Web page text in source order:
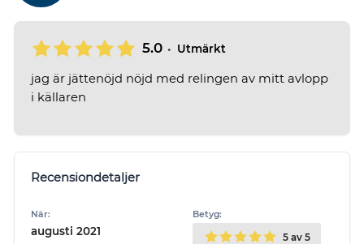
5.0 • Utmärkt
jag är jättenöjd nöjd med relingen av mitt avlopp
i källaren
Recensiondetaljer
När:
augusti 2021
Betyg:
5 av 5